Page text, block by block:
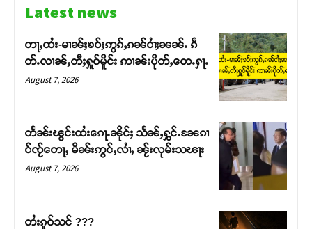
Latest news
တႃႇထႆး-မၢၼ်ႈၶဝ်ႈဢွၵ်ႇၵၼ်ငၢႆႈၼၼ်ႉ ၵဵ
တ်ႉလၢၼ်ႇတီႈႁူဝ်မိူင်း ဢၢၼ်းပိုတ်ႇတေႉႁႃႉ
August 7, 2026
တႅၼ်းၽွင်းထႆးၵေႃႉၼိုင်ႈ သႅၼ်ႇႁွင်ႉၼႄၵၢ
င်ၸႂ်တေႃႇ မိၼ်းဢွင်ႇလၢႆႇ ၼႂ်းလုမ်းသၽႃး
August 7, 2026
တႆးၵူဝ်သင် ???